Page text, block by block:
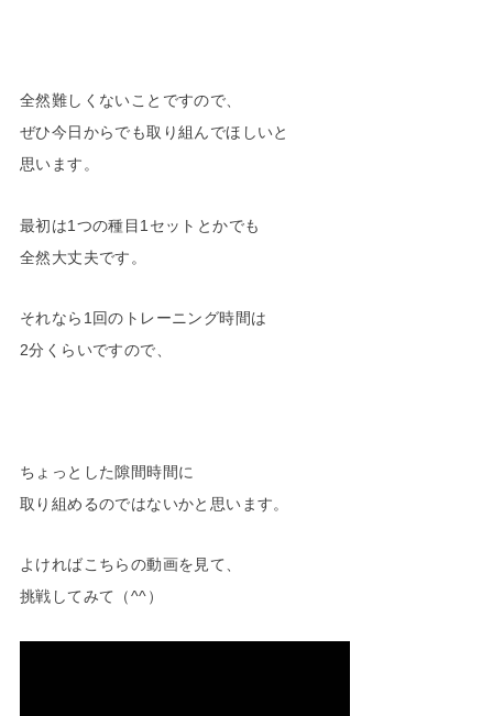
全然難しくないことですので、
ぜひ今日からでも取り組んでほしいと
思います。
最初は1つの種目1セットとかでも
全然大丈夫です。
それなら1回のトレーニング時間は
2分くらいですので、
ちょっとした隙間時間に
取り組めるのではないかと思います。
よければこちらの動画を見て、
挑戦してみて（^^）